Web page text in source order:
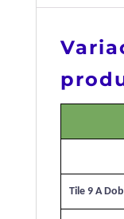
Tile 9 A